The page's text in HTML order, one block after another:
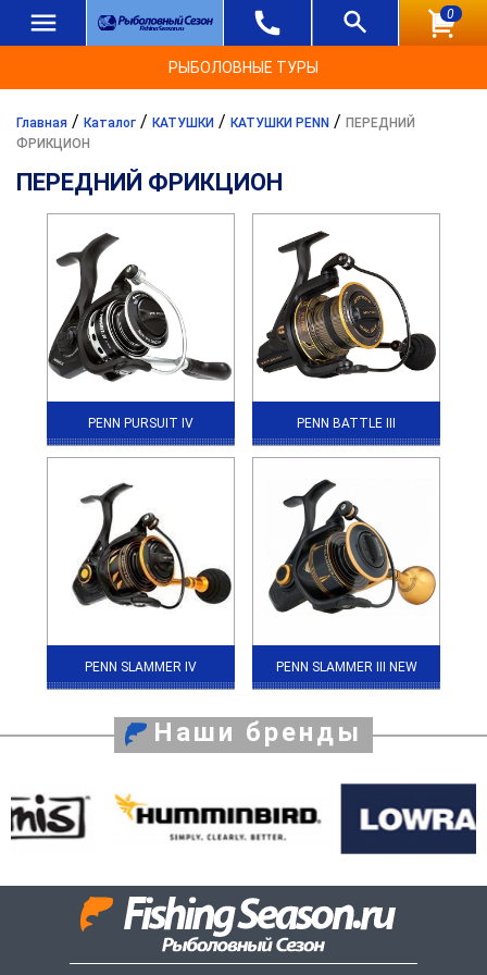
0
РЫБОЛОВНЫЕ ТУРЫ
Главная / Каталог / КАТУШКИ / КАТУШКИ PENN / ПЕРЕДНИЙ
ФРИКЦИОН
ПЕРЕДНИЙ ФРИКЦИОН
PENN PURSUIT IV PENN BATTLE III
PENN SLAMMER IV PENN SLAMMER III NEW
Наши бренды